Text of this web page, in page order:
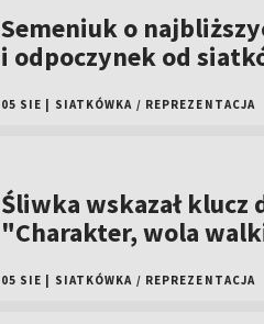
Semeniuk o
i odpoczynek od
05 SIE SIATKÓWKA / REPREZENTACJA
Śliwka wskazał klucz
"Charakter, wola
05 SIE SIATKÓWKA / REPREZENTACJA